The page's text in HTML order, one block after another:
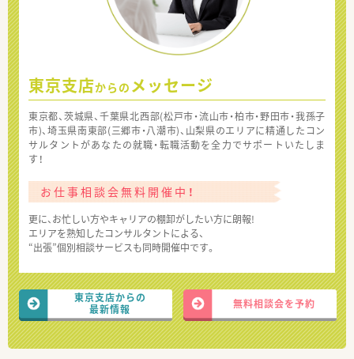
東京支店からの メッセージ
東京都、茨城県、千葉県北西部(松戸市・流山市・柏市・野田市・我孫子
市)、埼玉県南東部(三郷市・八潮市)、山梨県のエリアに精通したコン
サルタントがあなたの就職・転職活動を全力でサポートいたしま
す！
お仕事相談会無料開催中！
更に、お忙しい方やキャリアの棚卸がしたい方に朗報!
エリアを熟知したコンサルタントによる、
“出張”個別相談サービスも同時開催中です。
東京支店からの
最新情報
無料相談会を予約